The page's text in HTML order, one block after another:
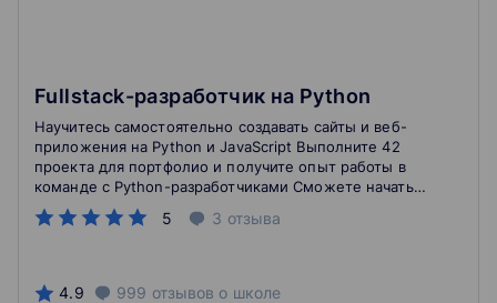
Fullstack-разработчик на Python
5 3 отзыва
Научитесь самостоятельно создавать сайты и веб-
приложения на Python и JavaScript Выполните 42
проекта для портфолио и получите опыт работы в
команде с Python-разработчиками Сможете начать
работать уже через 6 месяцев обучения
4.9 999 отзывов о школе